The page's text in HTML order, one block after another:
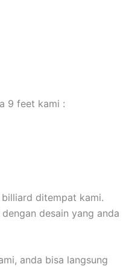
9 feet kami :
ditempat kami.
desain yang anda
anda bisa langsung